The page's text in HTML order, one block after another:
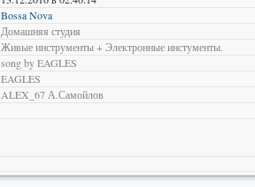
Bossa Nova
Домашняя студия
Живые инструменты + Электронные инстументы.
song by EAGLES
EAGLES
ALEX_67 А.Самойлов